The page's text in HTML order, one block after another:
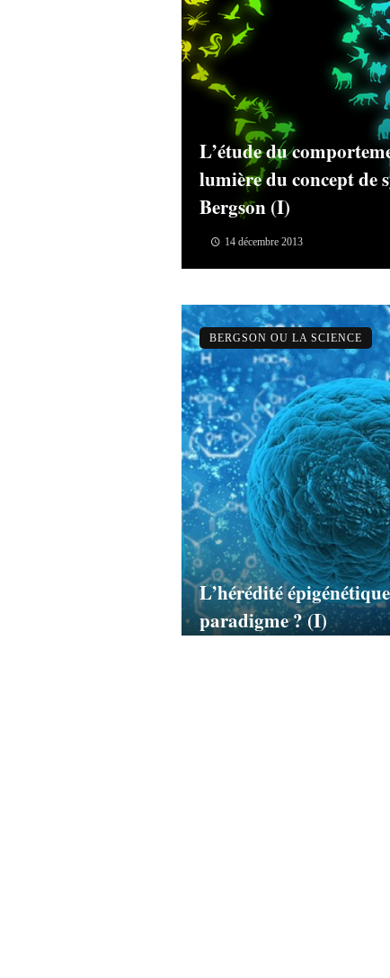
L’étude du
lumière du concept de
Bergson (I)
14 décembre 2013
L’hérédité
paradigme ? (I)
BERGSON OU LA SCIENCE